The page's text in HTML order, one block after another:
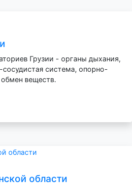
Грузии - органы дыхания,
система, опорно-
обмен веществ.
области